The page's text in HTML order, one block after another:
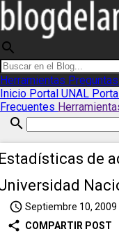
search
Herramientas
Inicio Portal UNAL
Frecuentes
search
de
access_time Septiembre 10, 2009
share COMPARTIR POST